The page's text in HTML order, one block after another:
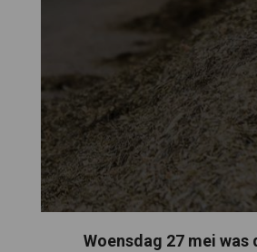
Woensdag 27 mei